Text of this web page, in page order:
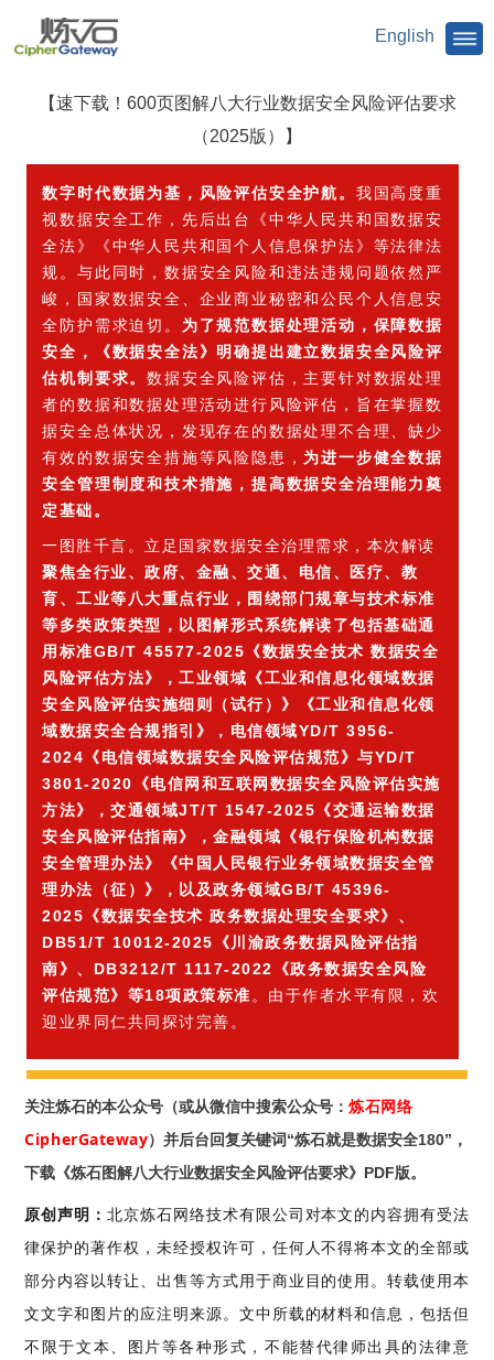
English
【速下载！600页图解八大行业数据安全风险评估要求
（2025版）】
数字时代数据为基，风险评估安全护航。 我国高度重
视数据安全工作，先后出台《中华人民共和国数据安
全法》《中华人民共和国个人信息保护法》等法律法
规。与此同时，数据安全风险和违法违规问题依然严
峻，国家数据安全、企业商业秘密和公民个人信息安
全防护需求迫切。 为了规范数据处理活动，保障数据
安全，《数据安全法》明确提出建立数据安全风险评
估机制要求。数据安全风险评估，主要针对数据处理
者的数据和数据处理活动进行风险评估，旨在掌握数
据安全总体状况，发现存在的数据处理不合理、缺少
有效的数据安全措施等风险隐患， 为进一步健全数据
安全管理制度和技术措施，提高数据安全治理能力奠
定基础。
一图胜千言。立足国家数据安全治理需求，本次解读
聚焦全行业、政府、金融、交通、电信、 医疗、 教
育、工业等八大重点行业，围绕部门规章与技术标准
等多类政策类型，以图解形式系统解读了包括基础通
用标准GB/T 45577-2025《数据安全技术 数据安全
风险评估方法》，工业领域《工业和信息化领域数据
安全风险评估实施细则（试行）》《工业和信息化领
域数据安全合规指引》，电信领域YD/T 3956-
2024《电信领域数据安全风险评估规范》与YD/T
3801-2020《电信网和互联网数据安全风险评估实施
方法》，交通领域JT/T 1547-2025《交通运输数据
安全风险评估指南》，金融领域《银行保险机构数据
安全管理办法》
《中国人民银行业务领域数据安全管
理办法（征）》，以及政务领域GB/T 45396-
2025《数据安全技术 政务数据处理安全要求》、
DB51/T 10012-2025《川渝政务数据风险评估指
南》、 DB3212/T 1117-2022《政务数据安全风险
评估规范》等18项政策标准 。由于作者水平有限，欢
迎业界同仁共同探讨完善。
关注炼石的本公众号（或从微信中搜索公众号：炼石网络
CipherGateway）并后台回复关键词“炼石就是数据安全180”，
下载《炼石图解八大行业数据安全风险评估要求》PDF版。
原创声明：北京炼石网络技术有限公司对本文的内容拥有受法
律保护的著作权，未经授权许可，任何人不得将本文的全部或
部分内容以转让、出售等方式用于商业目的使用。转载使用本
文文字和图片的应注明来源。文中所载的材料和信息，包括但
不限于文本、图片等各种形式，不能替代律师出具的法律意